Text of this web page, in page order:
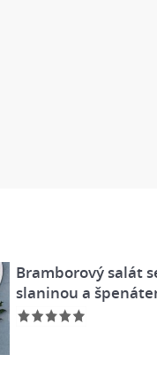
Bramborový salát
slaninou a